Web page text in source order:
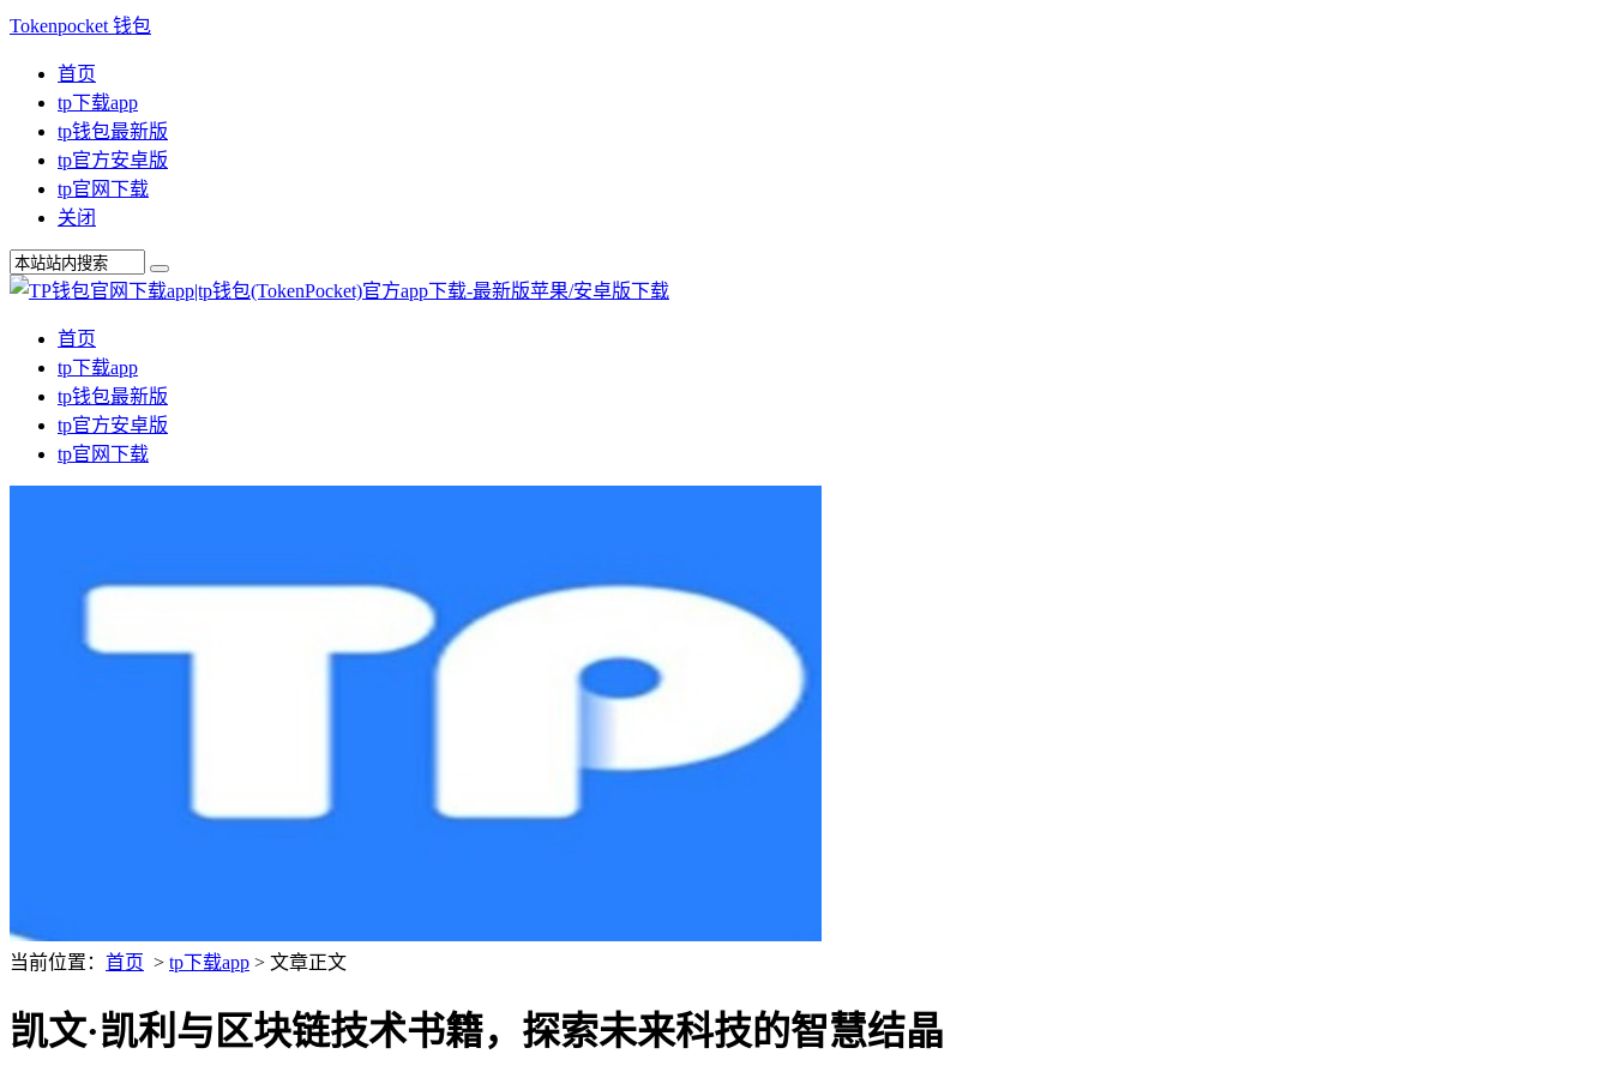
Tokenpocket 钱包
首页
tp下载app
tp钱包最新版
tp官方安卓版
tp官网下载
关闭
首页
tp下载app
tp钱包最新版
tp官方安卓版
tp官网下载
当前位置： 首页 > tp下载app > 文章正文
凯文·凯利与区块链技术书籍，探索未来科技的智慧结晶